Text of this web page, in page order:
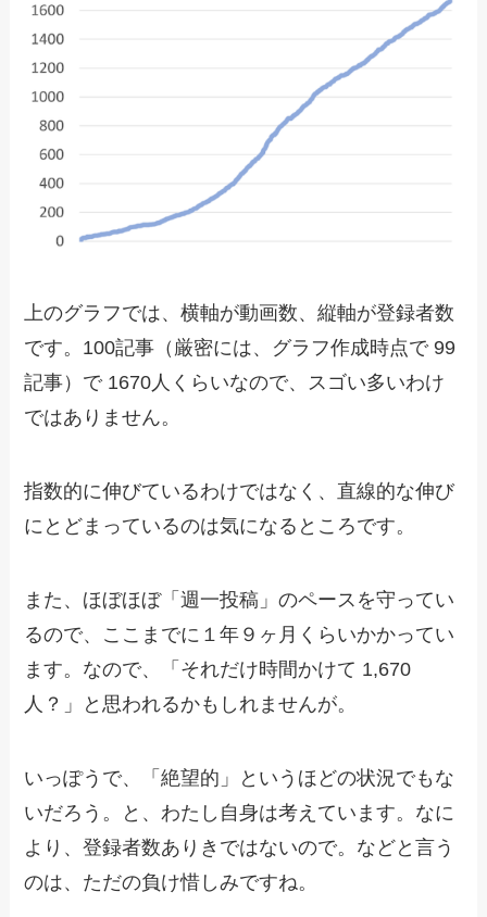
上のグラフでは、横軸が動画数、縦軸が登録者数
です。100記事（厳密には、グラフ作成時点で 99
記事）で 1670人くらいなので、スゴい多いわけ
ではありません。
指数的に伸びているわけではなく、直線的な伸び
にとどまっているのは気になるところです。
また、ほぼほぼ「週一投稿」のペースを守ってい
るので、ここまでに１年９ヶ月くらいかかってい
ます。なので、「それだけ時間かけて 1,670
人？」と思われるかもしれませんが。
いっぽうで、「絶望的」というほどの状況でもな
いだろう。と、わたし自身は考えています。なに
より、登録者数ありきではないので。などと言う
のは、ただの負け惜しみですね。